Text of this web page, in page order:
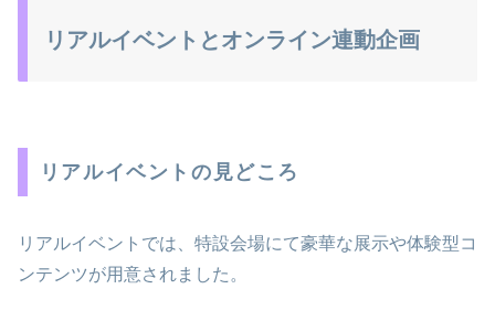
リアルイベントとオンライン連動企画
リアルイベントの見どころ
リアルイベントでは、特設会場にて豪華な展示や体験型コ
ンテンツが用意されました。